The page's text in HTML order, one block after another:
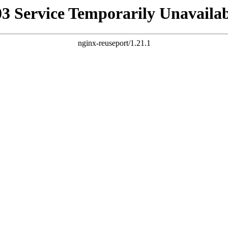
Service Temporarily
nginx-reuseport/1.21.1